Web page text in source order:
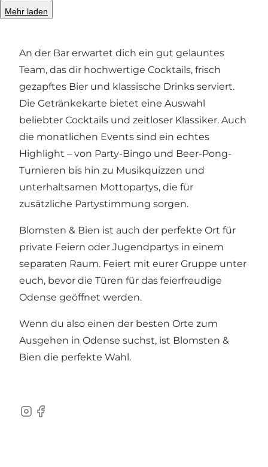
Mehr laden
und verbringe den Abend mit deinen
An der Bar erwartet dich ein gut gelauntes
Team, das dir hochwertige Cocktails, frisch
gezapftes Bier und klassische Drinks serviert.
Die Getränkekarte bietet eine Auswahl
beliebter Cocktails und zeitloser Klassiker. Auch
die monatlichen Events sind ein echtes
Highlight – von Party-Bingo und Beer-Pong-
Turnieren bis hin zu Musikquizzen und
unterhaltsamen Mottopartys, die für
zusätzliche Partystimmung sorgen.
Blomsten & Bien ist auch der perfekte Ort für
private Feiern oder Jugendpartys in einem
separaten Raum. Feiert mit eurer Gruppe unter
euch, bevor die Türen für das feierfreudige
Odense geöffnet werden.
Wenn du also einen der besten Orte zum
Ausgehen in Odense suchst, ist Blomsten &
Bien die perfekte Wahl.
Instagram
Facebook